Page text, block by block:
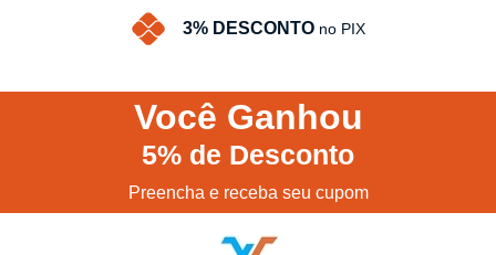
3% DESCONTO no PIX
Você Ganhou
5% de Desconto
Preencha e receba seu cupom